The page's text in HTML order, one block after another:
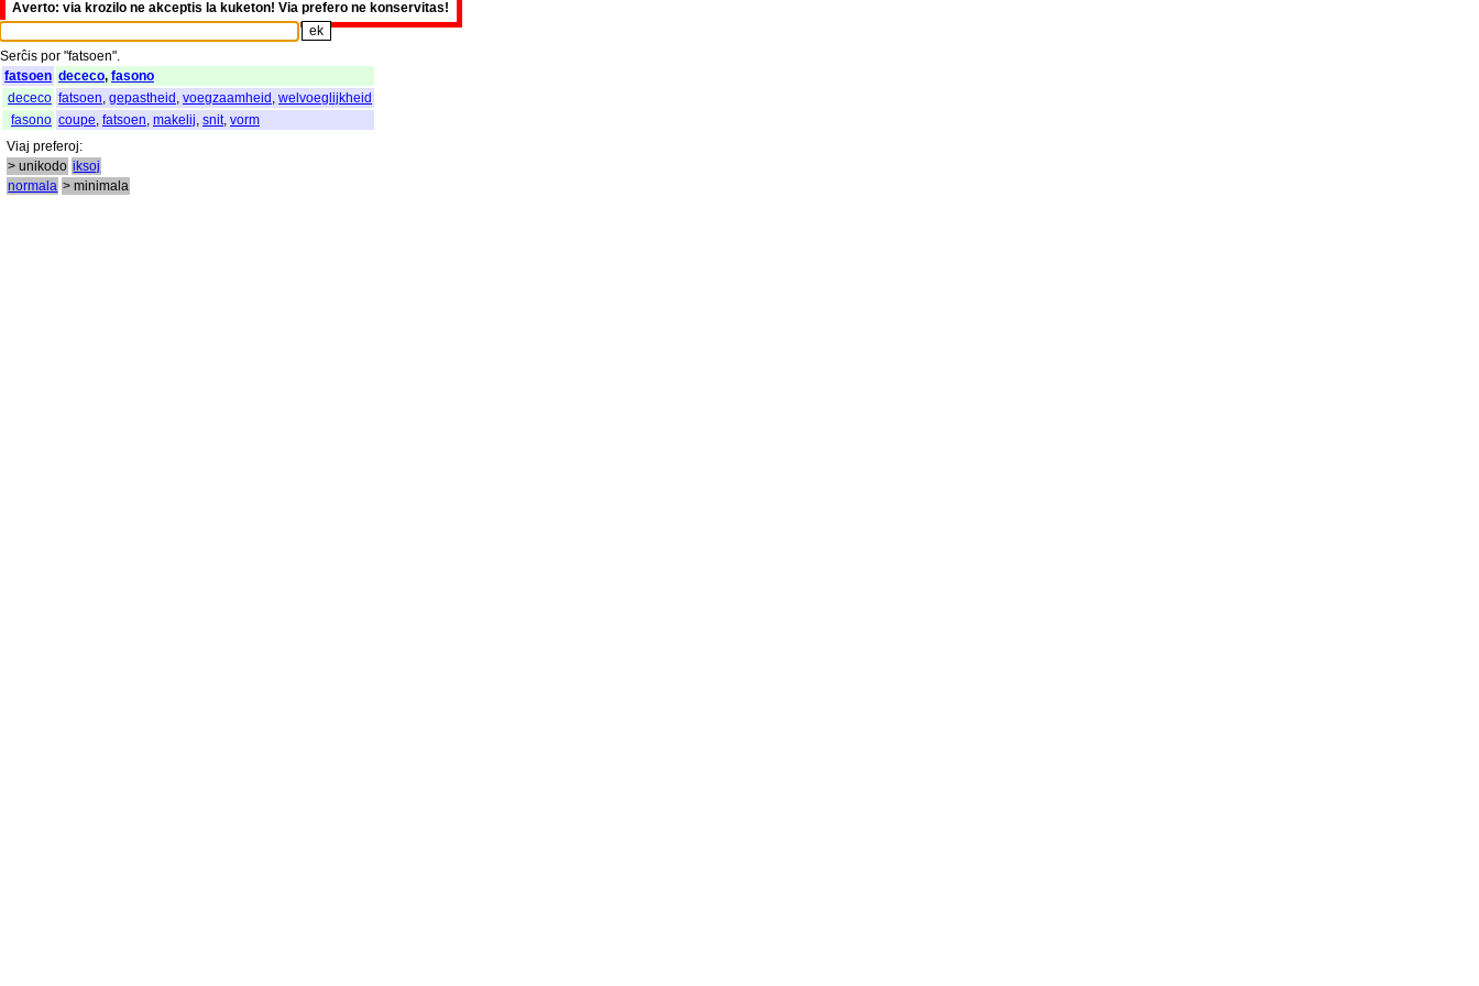
Averto: via krozilo ne akceptis la kuketon! Via prefero ne konservitas!
Serĉis por "fatsoen".
fatsoen dececo, fasono
dececo fatsoen gepastheid voegzaamheid welvoeglijkheid
fasono coupe fatsoen makelij snit, vorm
Viaj preferoj:
> unikodo iksoj
normala > minimala